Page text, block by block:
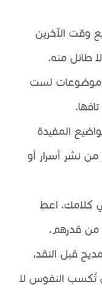
وقت الآخرين
طائل منه.
موضوعات لست
المفيدة
من نشر أسرار أو
كلامك، اعطِ
من قدرهم.
قبل النقد،
النفوس لا